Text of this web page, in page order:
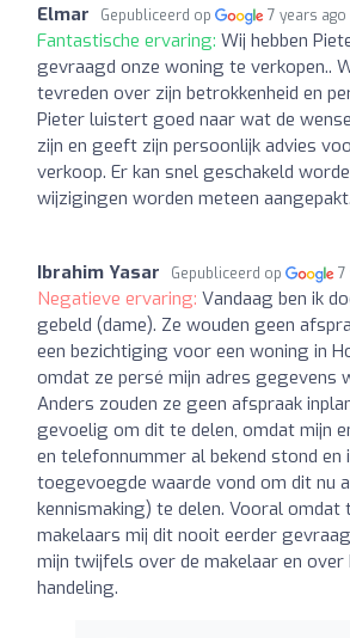
Elmar Gepubliceerd op 7 years ago
Fantastische ervaring: Wij hebben
gevraagd onze woning te verkopen..
tevreden over zijn betrokkenheid en
Pieter luistert goed naar wat de
zijn en geeft zijn persoonlijk advies
verkoop. Er kan snel geschakeld
wijzigingen worden meteen
Ibrahim Yasar Gepubliceerd op 7
Negatieve ervaring: Vandaag ben ik
gebeld (dame). Ze wouden geen
een bezichtiging voor een woning in
omdat ze persé mijn adres gegevens
Anders zouden ze geen afspraak
gevoelig om dit te delen, omdat mijn
en telefonnummer al bekend stond en
toegevoegde waarde vond om dit nu
kennismaking) te delen. Vooral omdat
makelaars mij dit nooit eerder
mijn twijfels over de makelaar en
handeling.